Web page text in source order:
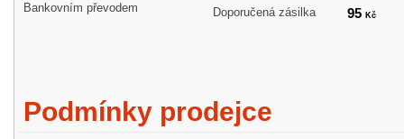
Bankovním převodem
Doporučená zásilka 95 Kč
Podmínky prodejce